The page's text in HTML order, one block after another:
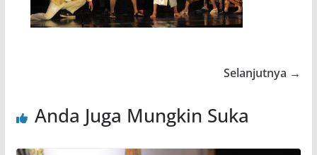
Selanjutnya →
Anda Juga Mungkin Suka